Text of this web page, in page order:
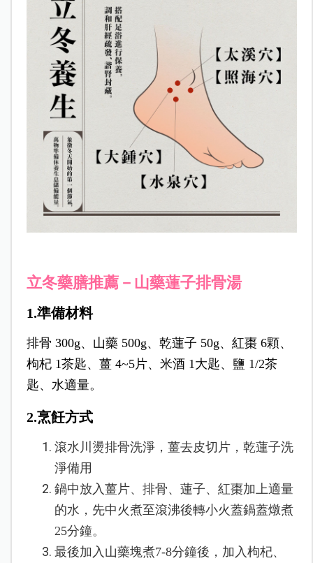
立冬藥膳推薦－山藥蓮子排骨湯
1.準備材料
排骨 300g、山藥 500g、乾蓮子 50g、紅棗 6顆、
枸杞 1茶匙、薑 4~5片、米酒 1大匙、鹽 1/2茶
匙、水適量。
2.烹飪方式
滾水川燙排骨洗淨，薑去皮切片，乾蓮子洗
淨備用
鍋中放入薑片、排骨、蓮子、紅棗加上適量
的水，先中火煮至滾沸後轉小火蓋鍋蓋燉煮
25分鐘。
最後加入山藥塊煮7-8分鐘後，加入枸杞、